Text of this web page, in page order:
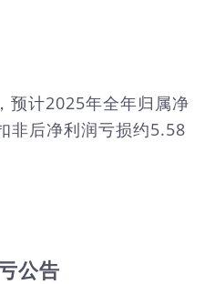
预计2025年全年归属净
非后净利润亏损约5.58
公告